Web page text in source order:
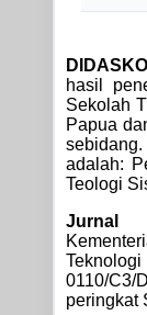
hasil
Sekolah
Papua
adalah:
Teologi
Jurnal
0110/C3/
peringkat